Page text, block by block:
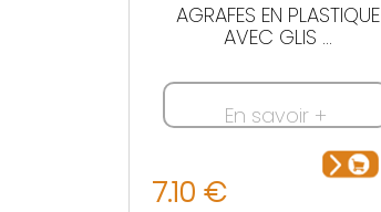
AGRAFES EN PLASTIQUE
AVEC GLIS ...
En savoir +
7.10 €